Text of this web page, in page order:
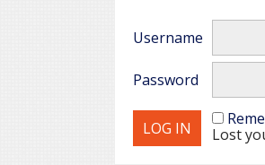
Username
Password
Lost